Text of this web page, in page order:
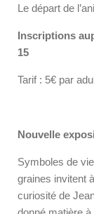
Le départ de
Inscriptions
15
Tarif : 5€ par
Nouvelle
Symboles de
graines invitent
curiosité de